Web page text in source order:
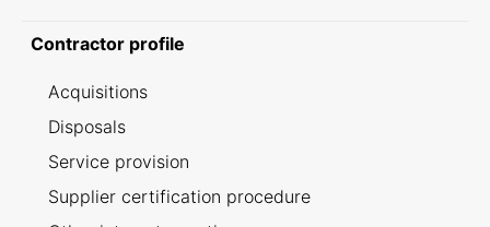
Contractor profile
Acquisitions
Disposals
Service provision
Supplier certification procedure